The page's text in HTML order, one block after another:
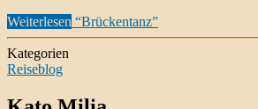
Weiterlesen “Brückentanz”
Kategorien
Reiseblog